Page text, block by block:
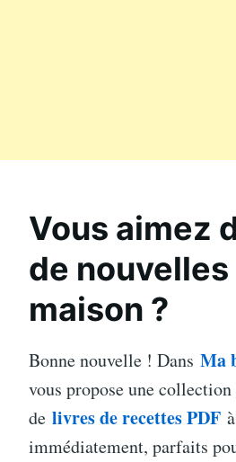
Vous aimez
de
maison ?
Bonne nouvelle ! Dans Ma
vous propose une
de livres de recettes PDF
immédiatement, parfaits